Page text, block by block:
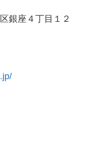
銀座４丁目１２